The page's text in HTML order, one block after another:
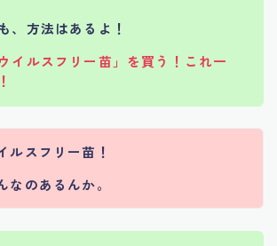
、方法はあるよ！
ウイルスフリー苗」を買う！これ一
ルスフリー苗！
なのあるんか。